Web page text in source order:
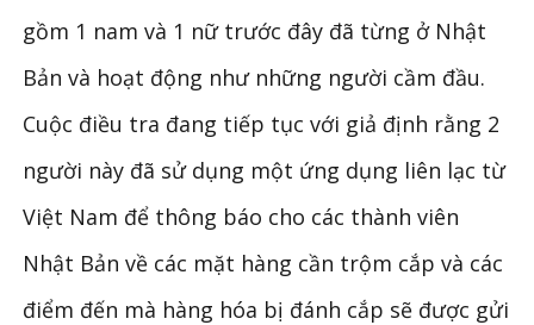
gồm 1 nam và 1 nữ trước đây đã từng ở Nhật
Bản và hoạt động như những người cầm đầu.
Cuộc điều tra đang tiếp tục với giả định rằng 2
người này đã sử dụng một ứng dụng liên lạc từ
Việt Nam để thông báo cho các thành viên
Nhật Bản về các mặt hàng cần trộm cắp và các
điểm đến mà hàng hóa bị đánh cắp sẽ được gửi